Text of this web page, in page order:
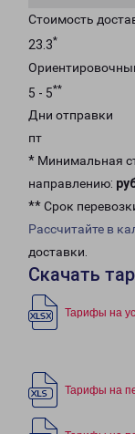
Стоимость
23.3*
5 - 5**
Дни отправки
пт
* Минимальная
направлению:
** Срок
Рассчитайте в
доставки.
Скачать
Тарифы на
Тарифы на